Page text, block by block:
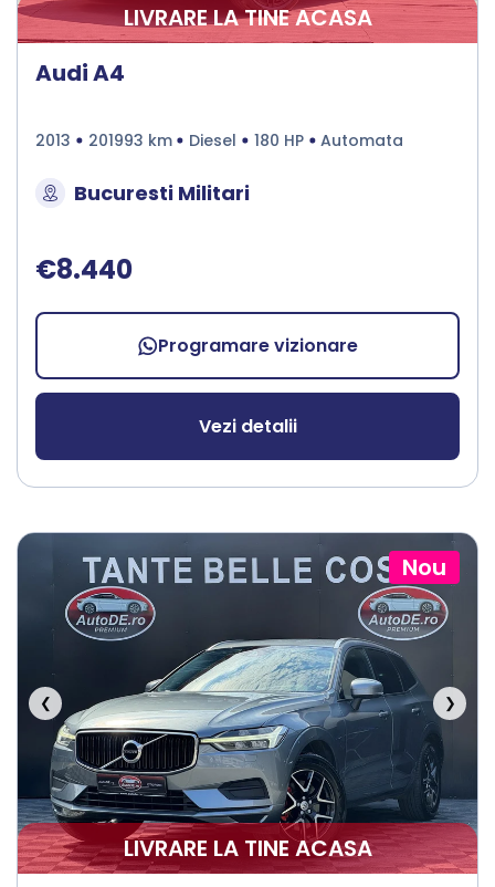
LIVRARE LA TINE ACASA
Audi A4
2013 201993 km Diesel 180 HP Automata
Bucuresti Militari
€8.440
Programare vizionare
Vezi detalii
Nou
❮ ❯
LIVRARE LA TINE ACASA